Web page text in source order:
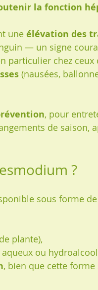
la fonction
une élévation des
— un signe
particulier chez
(nausées,
, pour
de saison,
?
sous forme de
plante),
ou
, bien que cette